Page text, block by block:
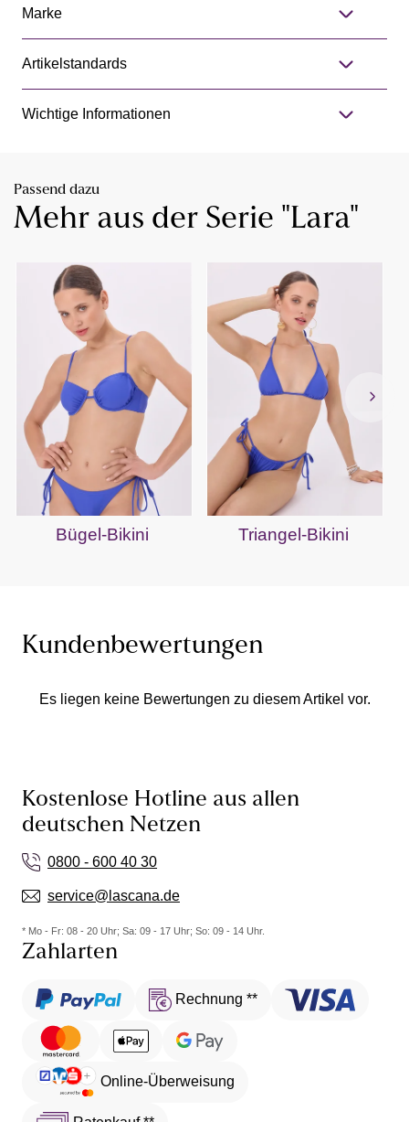
Marke
Artikelstandards
Wichtige Informationen
Passend dazu
Mehr aus der Serie "Lara"
Bügel-Bikini Triangel-Bikini
Kundenbewertungen
Es liegen keine Bewertungen zu diesem Artikel vor.
Kostenlose Hotline aus allen
deutschen Netzen
0800 - 600 40 30
service@lascana.de
* Mo - Fr: 08 - 20 Uhr; Sa: 09 - 17 Uhr; So: 09 - 14 Uhr.
Zahlarten
Rechnung **
Online-Überweisung